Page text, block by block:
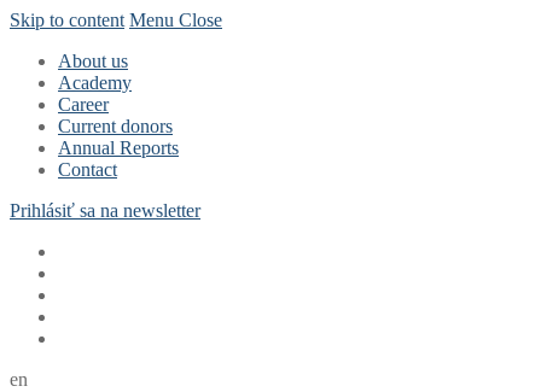
Skip to content Menu Close
About us
Academy
Career
Current donors
Annual Reports
Contact
Prihlásiť sa na newsletter
en